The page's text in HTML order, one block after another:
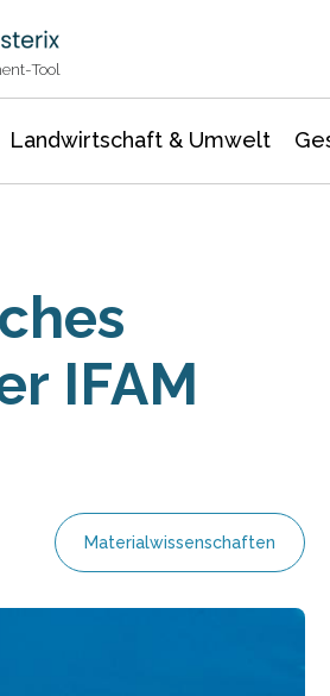
Tool
Landwirtschaft & Umwelt
IFAM
Materialwissenschaften